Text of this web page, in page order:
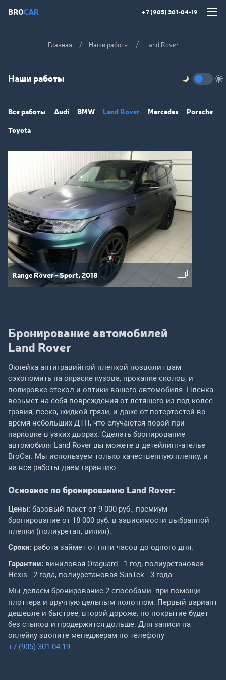
BROCAR +7 (905) 301-04-19
Главная Наши работы Land Rover
Наши работы
Все работы Audi BMW Land Rover Mercedes
Porsche
Toyota
Range Rover - Sport, 2018
Бронирование автомобилей
Land Rover
Оклейка антигравийной пленкой позволит вам
сэкономить на окраске кузова, прокапке сколов, и
полировке стекол и оптики вашего автомобиля. Пленка
возьмет на себя повреждения от летящего из-под колес
гравия, песка, жидкой грязи, и даже от потертостей во
время небольших ДТП, что случаются порой при
парковке в узких дворах. Сделать бронирование
автомобиля Land Rover вы можете в детейлинг-ателье
BroCar. Мы используем только качественную пленку, и
на все работы даем гарантию.
Основное по бронированию Land Rover:
Цены: базовый пакет от 9 000 руб., премиум
бронирование от 18 000 руб. в зависимости выбранной
пленки (полиуретан, винил).
Сроки: работа займет от пяти часов до одного дня.
Гарантии: виниловая Oraguard - 1 год; полиуретановая
Hexis - 2 года; полиуретановая SunTek - 3 года.
Мы делаем бронирование 2 способами: при помощи
плоттера и вручную цельным полотном. Первый вариант
дешевле и быстрее, второй дороже, но покрытие будет
без стыков и продержится дольше. Для записи на
оклейку звоните менеджерам по телефону
+7 (905) 301-04-19.